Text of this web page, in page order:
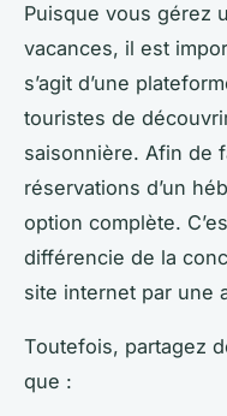
Puisque vous gérez
vacances, il est
s’agit d’une
touristes de
saisonnière. Afin de
réservations d’un
option complète.
différencie de la
site internet par une
Toutefois, partagez
que :